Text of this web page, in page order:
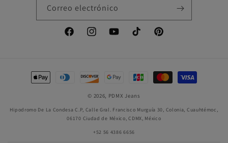
Correo electrónico
FacebookInstagramYouTubeTikTok Pinterest
Formas
de
© 2026, PDMX Jeans
Hipodromo De La Condesa C.P, Calle Gral. Francisco Murguía 30, Colonia, Cuauhtémoc,
06170 Ciudad de México, CDMX, México
+52 56 4386 6656